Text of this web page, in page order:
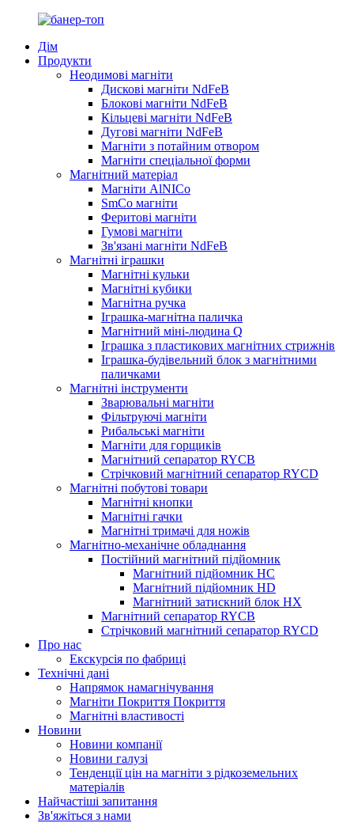
Дім
Продукти
Неодимові магніти
Дискові магніти NdFeB
Блокові магніти NdFeB
Кільцеві магніти NdFeB
Дугові магніти NdFeB
Магніти з потайним отвором
Магніти спеціальної форми
Магнітний матеріал
Магніти AlNICo
SmCo магніти
Феритові магніти
Гумові магніти
Зв'язані магніти NdFeB
Магнітні іграшки
Магнітні кульки
Магнітні кубики
Магнітна ручка
Іграшка-магнітна паличка
Магнітний міні-людина Q
Іграшка з пластикових магнітних стрижнів
Іграшка-будівельний блок з магнітними
паличками
Магнітні інструменти
Зварювальні магніти
Фільтруючі магніти
Рибальські магніти
Магніти для горщиків
Магнітний сепаратор RYCB
Стрічковий магнітний сепаратор RYCD
Магнітні побутові товари
Магнітні кнопки
Магнітні гачки
Магнітні тримачі для ножів
Магнітно-механічне обладнання
Постійний магнітний підйомник
Магнітний підйомник HC
Магнітний підйомник HD
Магнітний затискний блок HX
Магнітний сепаратор RYCB
Стрічковий магнітний сепаратор RYCD
Про нас
Екскурсія по фабриці
Технічні дані
Напрямок намагнічування
Магніти Покриття Покриття
Магнітні властивості
Новини
Новини компанії
Новини галузі
Тенденції цін на магніти з рідкоземельних
матеріалів
Найчастіші запитання
Зв'яжіться з нами